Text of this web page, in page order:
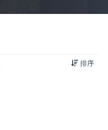
排序